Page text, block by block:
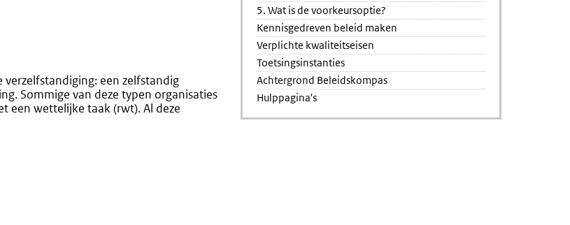
een zelfstandig
Sommige van deze typen organisaties
een wettelijke taak (rwt). Al deze
5. Wat is de voorkeursoptie?
Kennisgedreven beleid maken
Verplichte kwaliteitseisen
Toetsingsinstanties
Achtergrond Beleidskompas
Hulppagina's